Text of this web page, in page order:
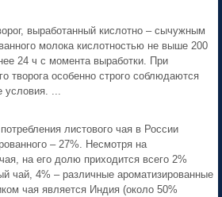
выработанный кислотно – сычужным
молока кислотностью не выше 200
24 ч с момента выработки. При
творога особенно строго соблюдаются
условия. ...
листового чая в России
– 27%. Несмотря на
на его долю приходится всего 2%
чай, 4% – различные ароматизированные
чая является Индия (около 50%